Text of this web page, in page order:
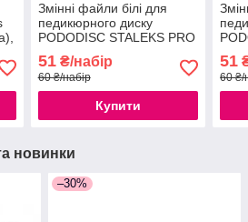
Змінні файли білі для
педикюрного диску
PODODISC STALEKS PRO
S 240 грит (50шт.)
51₴/набір
60 ₴/набір
Купити
S
51
60 ₴/
новинки
–30%